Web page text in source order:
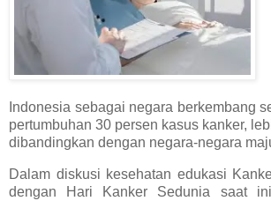
Indonesia sebagai negara berkembang
pertumbuhan 30 persen kasus kanker,
dibandingkan dengan negara-negara
Dalam diskusi kesehatan edukasi
dengan Hari Kanker Sedunia saat